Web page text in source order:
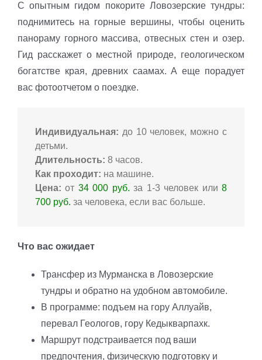
С опытным гидом покорите Ловозерские тундры:
поднимитесь на горные вершины, чтобы оценить
панораму горного массива, отвесных стен и озер.
Гид расскажет о местной природе, геологическом
богатстве края, древних саамах. А еще порадует
вас фотоотчетом о поездке.
Индивидуальная: до 10 человек, можно с
детьми.
Длительность: 8 часов.
Как проходит: на машине.
Цена: от 34 000 руб. за 1-3 человек или8
700 руб. за человека, если вас больше.
Что вас ожидает
Трансфер из Мурманска в Ловозерские
тундры и обратно на удобном автомобиле.
В программе: подъем на гору Аллуайв,
перевал Геологов, гору Кедыкварпахк.
Маршрут подстраивается под ваши
предпочтения, физическую подготовку и